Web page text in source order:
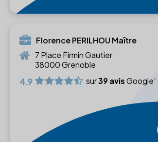
Florence PERILHOU Maître
7 Place Firmin Gautier
38000 Grenoble
4.9 sur39 avisGoogle